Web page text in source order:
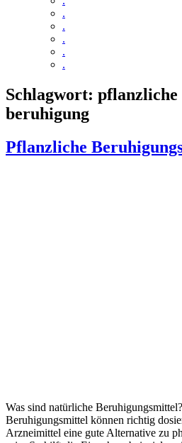
.
.
.
.
.
Schlagwort:
beruhigung
Pflanzliche
Was sind natürliche
Beruhigungsmittel können richtig
Arzneimittel eine gute Alternative zu